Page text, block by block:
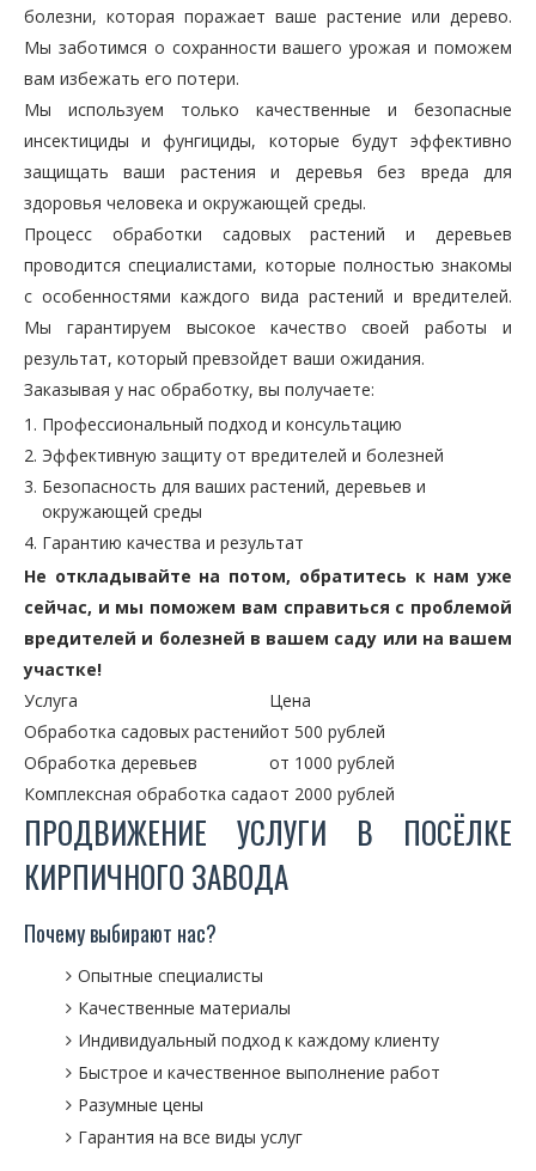
болезни, которая поражает ваше растение или дерево.
Мы заботимся о сохранности вашего урожая и поможем
вам избежать его потери.
Мы используем только качественные и безопасные
инсектициды и фунгициды, которые будут эффективно
защищать ваши растения и деревья без вреда для
здоровья человека и окружающей среды.
Процесс обработки садовых растений и деревьев
проводится специалистами, которые полностью знакомы
с особенностями каждого вида растений и вредителей.
Мы гарантируем высокое качество своей работы и
результат, который превзойдет ваши ожидания.
Заказывая у нас обработку, вы получаете:
Профессиональный подход и консультацию
Эффективную защиту от вредителей и болезней
Безопасность для ваших растений, деревьев и
окружающей среды
Гарантию качества и результат
Не откладывайте на потом, обратитесь к нам уже
сейчас, и мы поможем вам справиться с проблемой
вредителей и болезней в вашем саду или на вашем
участке!
Услуга
Цена
Обработка садовых растенийот 500 рублей
Обработка деревьев
от 1000 рублей
Комплексная обработка садаот 2000 рублей
ПРОДВИЖЕНИЕ УСЛУГИ В ПОСЁЛКЕ
КИРПИЧНОГО ЗАВОДА
Почему выбирают нас?
Опытные специалисты
Качественные материалы
Индивидуальный подход к каждому клиенту
Быстрое и качественное выполнение работ
Разумные цены
Гарантия на все виды услуг